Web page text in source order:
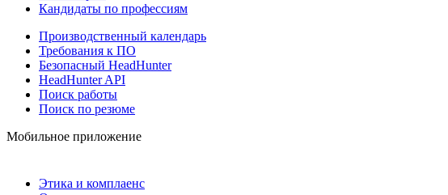
Кандидаты по профессиям
Производственный календарь
Требования к ПО
Безопасный HeadHunter
HeadHunter API
Поиск работы
Поиск по резюме
Мобильное приложение
Этика и комплаенс